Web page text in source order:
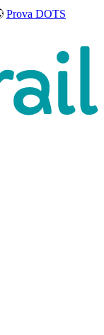
Prova DOTS